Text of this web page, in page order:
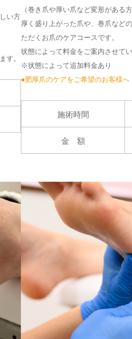
い方
す。
（巻き爪や厚い爪など変形がある方
厚く盛り上がった爪や、巻爪など
ただくお爪のケアコースです。
状態によって料金をご案内させてい
※状態によって追加料金あり
●肥厚爪のケアをご希望のお客様へ
施術時間
金 額